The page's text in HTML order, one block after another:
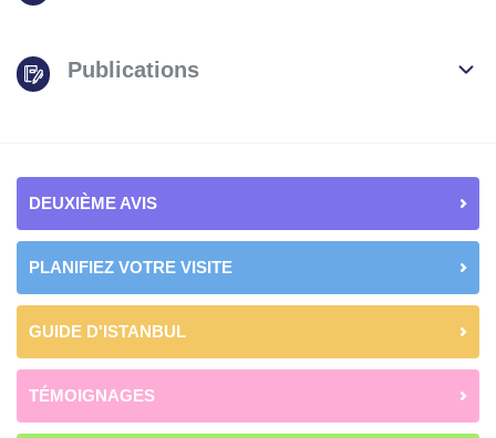
Publications
DEUXIÈME AVIS
PLANIFIEZ VOTRE VISITE
GUIDE D'ISTANBUL
TÉMOIGNAGES